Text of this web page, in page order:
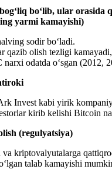
bo‘lib, ular orasida
yarmi kamayishi)
sodir bo‘ladi.
qazib olish tezligi
odatda o‘sgan (2012,
Invest kabi yirik
kirib kelishi Bitcoin
(regulyatsiya)
kriptovalyutalarga
talab kamayishi